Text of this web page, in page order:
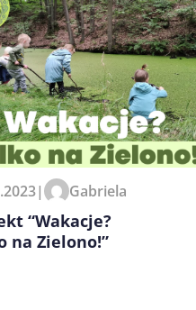
przeglądarce podczas
| Gabriela
“Wakacje?
na Zielono!”